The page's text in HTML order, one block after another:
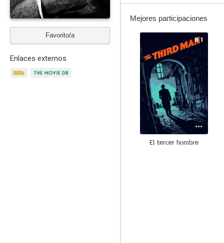
Favorito/a
Enlaces externos
Mejores participaciones
8.1
El tercer hombre